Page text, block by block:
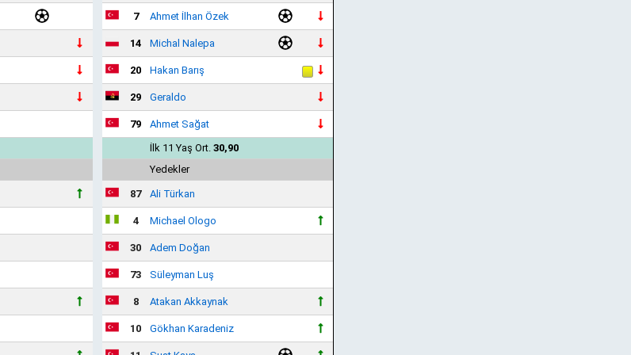
7 Ahmet İlhan Özek
14 Michal Nalepa
20 Hakan Barış
29 Geraldo
79
Ahmet Sağat
İlk 11 Yaş Ort. 30,90
Yedekler
87 Ali Türkan
4 Michael Ologo
30 Adem Doğan
73 Süleyman Luş
8 Atakan Akkaynak
10 Gökhan Karadeniz